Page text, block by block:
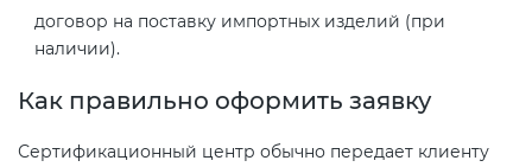
договор на поставку импортных изделий (при
наличии).
Как правильно оформить заявку
Сертификационный центр обычно передает клиенту